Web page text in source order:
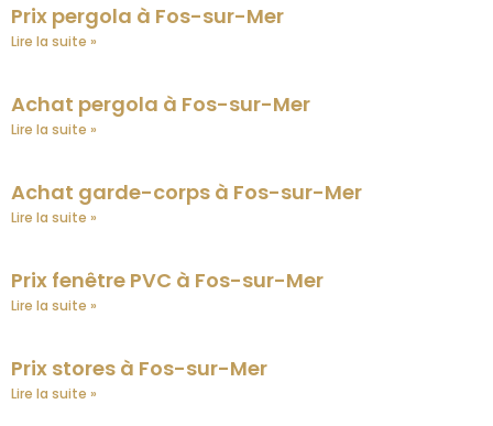
Prix pergola à Fos-sur-Mer
Lire la suite »
Achat pergola à Fos-sur-Mer
Lire la suite »
Achat garde-corps à Fos-sur-Mer
Lire la suite »
Prix fenêtre PVC à Fos-sur-Mer
Lire la suite »
Prix stores à Fos-sur-Mer
Lire la suite »